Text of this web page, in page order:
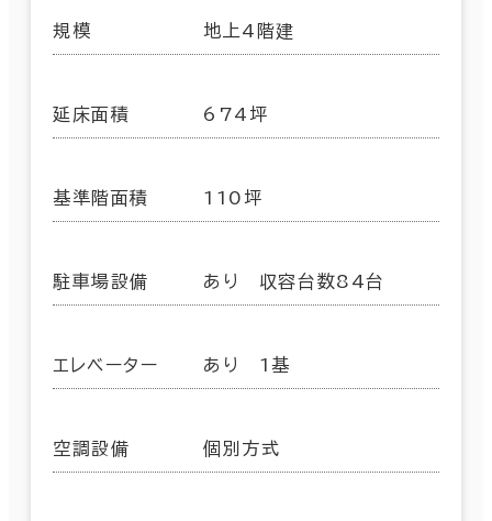
規模 地上4階建
延床面積 674坪
基準階面積 110坪
駐車場設備 あり 収容台数84台
エレベーター あり 1基
空調設備 個別方式